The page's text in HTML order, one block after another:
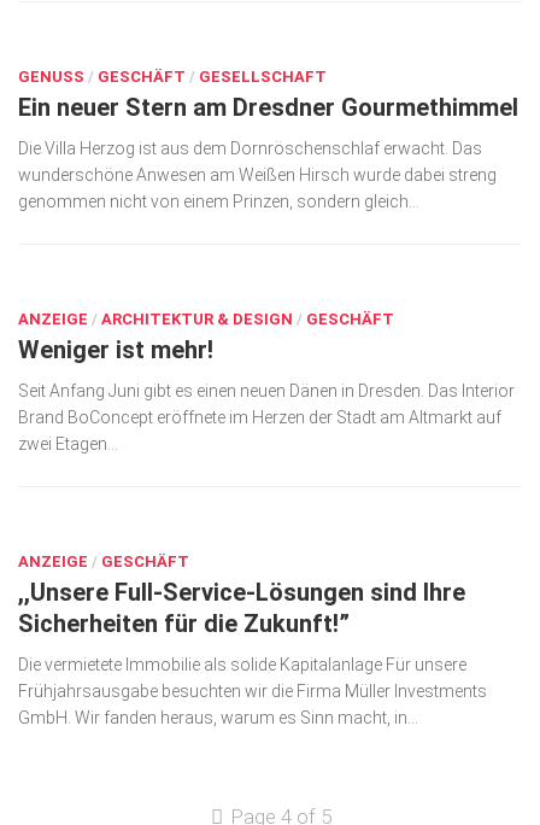
GENUSS / GESCHÄFT / GESELLSCHAFT
Ein neuer Stern am Dresdner Gourmethimmel
Die Villa Herzog ist aus dem Dornröschenschlaf erwacht. Das
wunderschöne Anwesen am Weißen Hirsch wurde dabei streng
genommen nicht von einem Prinzen, sondern gleich...
ANZEIGE / ARCHITEKTUR & DESIGN / GESCHÄFT
Weniger ist mehr!
Seit Anfang Juni gibt es einen neuen Dänen in Dresden. Das Interior
Brand BoConcept eröffnete im Herzen der Stadt am Altmarkt auf
zwei Etagen...
ANZEIGE / GESCHÄFT
,,Unsere Full-Service-Lösungen sind Ihre
Sicherheiten für die Zukunft!”
Die vermietete Immobilie als solide Kapitalanlage Für unsere
Frühjahrsausgabe be­suchten wir die Firma Müller Investments
GmbH. Wir fanden heraus, warum es Sinn macht, in...
Page 4 of 5